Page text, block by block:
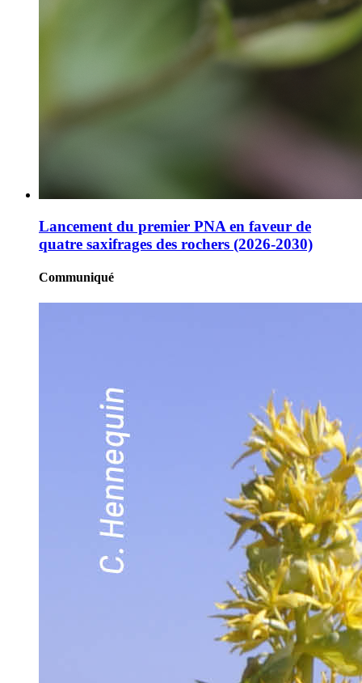
Lancement du premier PNA en faveur de
quatre saxifrages des rochers (2026-2030)
Communiqué